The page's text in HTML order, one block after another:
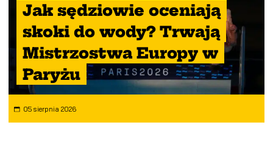
Jak sędziowie oceniają
skoki do wody? Trwają
Mistrzostwa Europy w
Paryżu
05 sierpnia 2026